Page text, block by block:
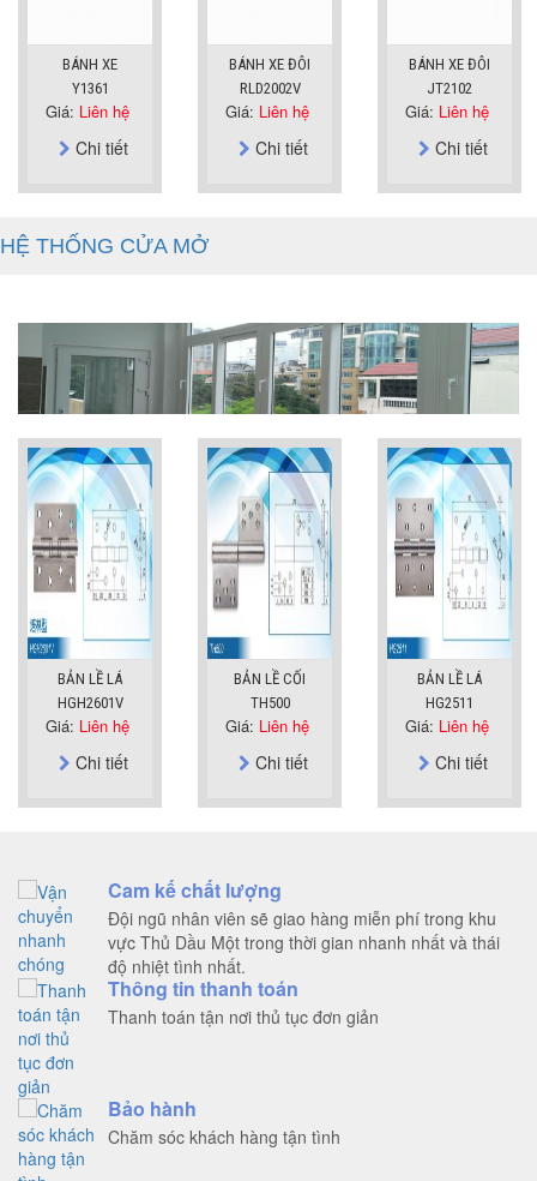
BÁNH XE
Y1361
Giá: Liên hệ
Chi tiết
BÁNH XE ĐÔI
RLD2002V
Giá: Liên hệ
Chi tiết
BÁNH XE ĐÔI
JT2102
Giá: Liên hệ
Chi tiết
HỆ THỐNG CỬA MỞ
BẢN LỀ LÁ
HGH2601V
Giá: Liên hệ
Chi tiết
BẢN LỀ CỐI
TH500
Giá: Liên hệ
Chi tiết
BẢN LỀ LÁ
HG2511
Giá: Liên hệ
Chi tiết
Cam kế chất lượng
Đội ngũ nhân viên sẽ giao hàng miễn phí trong khu
vực Thủ Dầu Một trong thời gian nhanh nhất và thái
độ nhiệt tình nhất.
Thông tin thanh toán
Thanh toán tận nơi thủ tục đơn giản
Bảo hành
Chăm sóc khách hàng tận tình